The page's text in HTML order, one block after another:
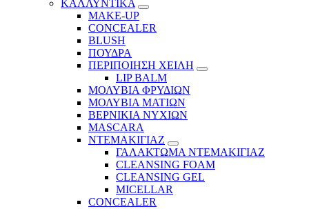
ΚΑΛΛΥΝΤΙΚΑ
MAKE-UP
CONCEALER
BLUSH
ΠΟΥΔΡΑ
ΠΕΡΙΠΟΙΗΣΗ ΧΕΙΛΗ
LIP BALM
ΜΟΛΥΒΙΑ ΦΡΥΔΙΩΝ
ΜΟΛΥΒΙΑ ΜΑΤΙΩΝ
ΒΕΡΝΙΚΙΑ ΝΥΧΙΩΝ
MASCARA
ΝΤΕΜΑΚΙΓΙΑΖ
ΓΑΛΑΚΤΩΜΑ ΝΤΕΜΑΚΙΓΙΑΖ
CLEANSING FOAM
CLEANSING GEL
MICELLAR
CONCEALER